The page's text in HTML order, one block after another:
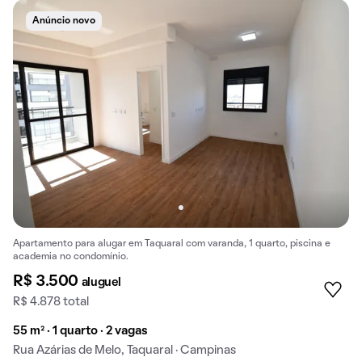
Anúncio novo
Apartamento para alugar em Taquaral com varanda, 1 quarto, piscina e
academia no condomínio.
R$ 3.500 aluguel
R$ 4.878 total
55 m² · 1 quarto · 2 vagas
Rua Azárias de Melo, Taquaral · Campinas